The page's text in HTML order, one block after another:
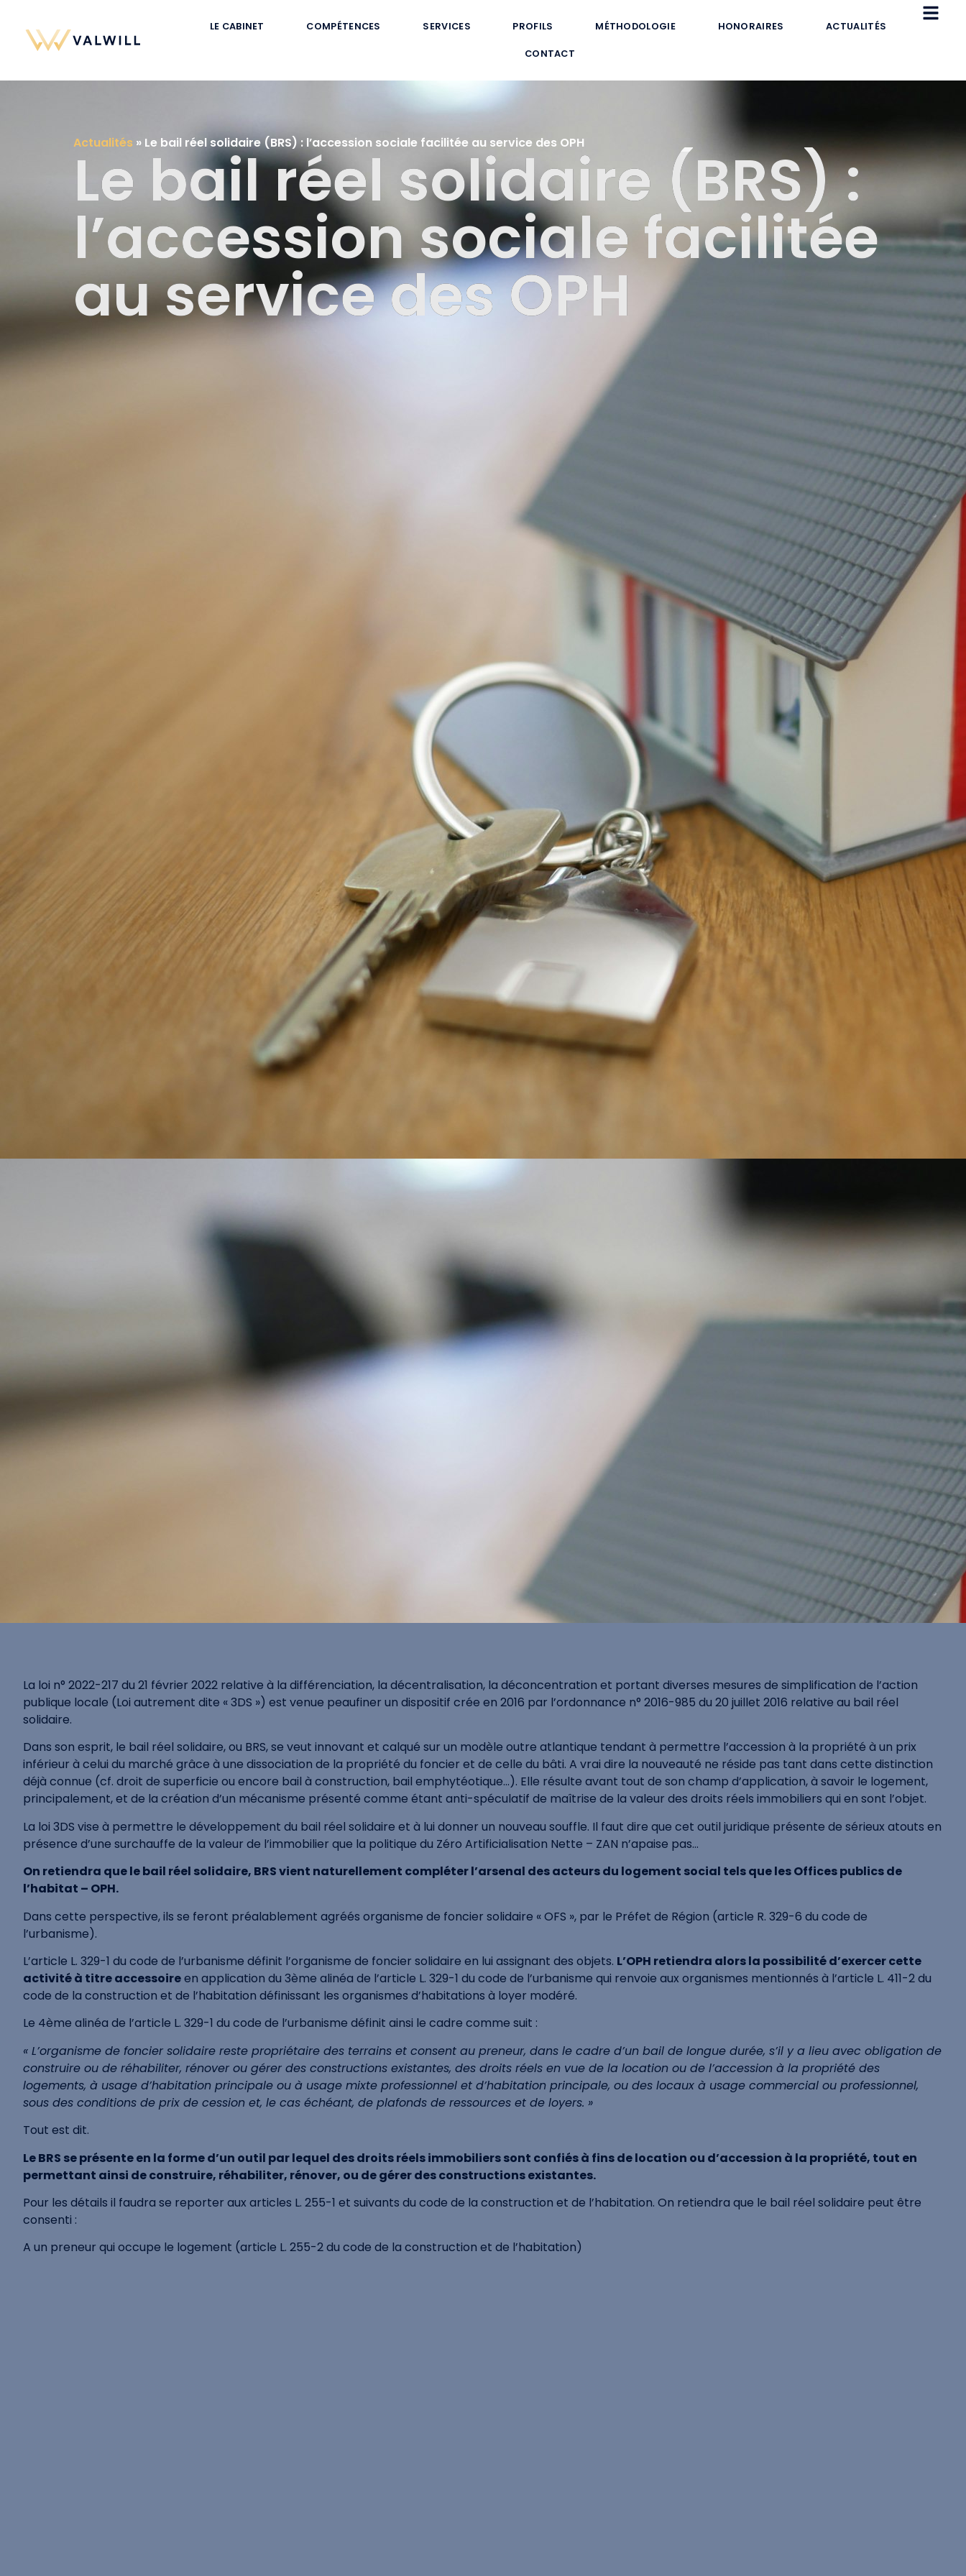
LE CABINET COMPÉTENCES SERVICES PROFILS MÉTHODOLOGIE HONORAIRES ACTUALITÉS
CONTACT
Actualités » Le bail réel solidaire (BRS) : l’accession sociale facilitée au service des OPH
Le bail réel solidaire (BRS) :
l’accession sociale facilitée
au service des OPH
La loi n° 2022-217 du 21 février 2022 relative à la différenciation, la décentralisation, la déconcentration et portant diverses mesures de simplification de l’action
publique locale (Loi autrement dite « 3DS ») est venue peaufiner un dispositif crée en 2016 par l’ordonnance n° 2016-985 du 20 juillet 2016 relative au bail réel
solidaire.
Dans son esprit, le bail réel solidaire, ou BRS, se veut innovant et calqué sur un modèle outre atlantique tendant à permettre l’accession à la propriété à un prix
inférieur à celui du marché grâce à une dissociation de la propriété du foncier et de celle du bâti. A vrai dire la nouveauté ne réside pas tant dans cette distinction
déjà connue (cf. droit de superficie ou encore bail à construction, bail emphytéotique…). Elle résulte avant tout de son champ d’application, à savoir le logement,
principalement, et de la création d’un mécanisme présenté comme étant anti-spéculatif de maîtrise de la valeur des droits réels immobiliers qui en sont l’objet.
La loi 3DS vise à permettre le développement du bail réel solidaire et à lui donner un nouveau souffle. Il faut dire que cet outil juridique présente de sérieux atouts en
présence d’une surchauffe de la valeur de l’immobilier que la politique du Zéro Artificialisation Nette – ZAN n’apaise pas…
On retiendra que le bail réel solidaire, BRS vient naturellement compléter l’arsenal des acteurs du logement social tels que les Offices publics de
l’habitat – OPH.
Dans cette perspective, ils se feront préalablement agréés organisme de foncier solidaire « OFS », par le Préfet de Région (article R. 329-6 du code de
l’urbanisme).
L’article L. 329-1 du code de l’urbanisme définit l’organisme de foncier solidaire en lui assignant des objets. L’OPH retiendra alors la possibilité d’exercer cette
activité à titre accessoireen application du 3ème alinéa de l’article L. 329-1 du code de l’urbanisme qui renvoie aux organismes mentionnés à l’article L. 411-2 du
code de la construction et de l’habitation définissant les organismes d’habitations à loyer modéré.
Le 4ème alinéa de l’article L. 329-1 du code de l’urbanisme définit ainsi le cadre comme suit :
« L’organisme de foncier solidaire reste propriétaire des terrains et consent au preneur, dans le cadre d’un bail de longue durée, s’il y a lieu avec obligation de
construire ou de réhabiliter, rénover ou gérer des constructions existantes, des droits réels en vue de la location ou de l’accession à la propriété des
logements, à usage d’habitation principale ou à usage mixte professionnel et d’habitation principale, ou des locaux à usage commercial ou professionnel,
sous des conditions de prix de cession et, le cas échéant, de plafonds de ressources et de loyers. »
Tout est dit.
Le BRS se présente en la forme d’un outil par lequel des droits réels immobiliers sont confiés à fins de location ou d’accession à la propriété, tout en
permettant ainsi de construire, réhabiliter, rénover, ou de gérer des constructions existantes.
Pour les détails il faudra se reporter aux articles L. 255-1 et suivants du code de la construction et de l’habitation. On retiendra que le bail réel solidaire peut être
consenti :
A un preneur qui occupe le logement (article L. 255-2 du code de la construction et de l’habitation)